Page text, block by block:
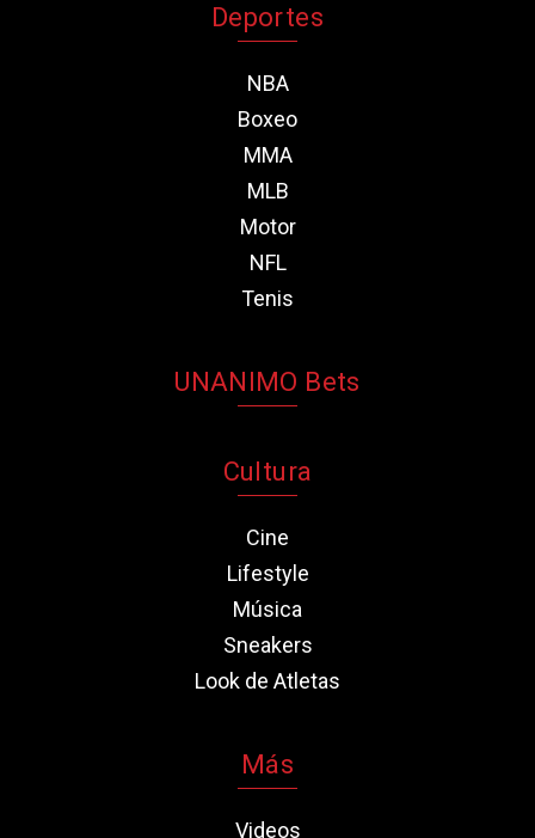
Deportes
NBA
Boxeo
MMA
MLB
Motor
NFL
Tenis
UNANIMO Bets
Cultura
Cine
Lifestyle
Música
Sneakers
Look de Atletas
Más
Videos